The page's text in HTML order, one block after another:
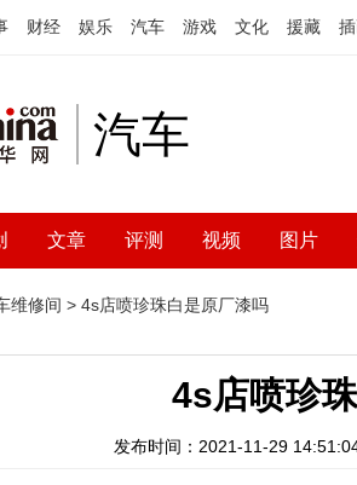
财经 娱乐 汽车 游戏 文化 援藏
汽车
文章 评测 视频 图片
维修间 > 4s店喷珍珠白是原厂漆吗
4s店喷珍
发布时间：2021-11-29